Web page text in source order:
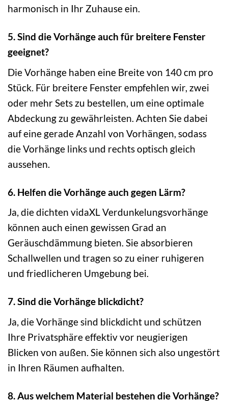
harmonisch in Ihr Zuhause ein.
5. Sind die Vorhänge auch für breitere Fenster
geeignet?
Die Vorhänge haben eine Breite von 140 cm pro
Stück. Für breitere Fenster empfehlen wir, zwei
oder mehr Sets zu bestellen, um eine optimale
Abdeckung zu gewährleisten. Achten Sie dabei
auf eine gerade Anzahl von Vorhängen, sodass
die Vorhänge links und rechts optisch gleich
aussehen.
6. Helfen die Vorhänge auch gegen Lärm?
Ja, die dichten vidaXL Verdunkelungsvorhänge
können auch einen gewissen Grad an
Geräuschdämmung bieten. Sie absorbieren
Schallwellen und tragen so zu einer ruhigeren
und friedlicheren Umgebung bei.
7. Sind die Vorhänge blickdicht?
Ja, die Vorhänge sind blickdicht und schützen
Ihre Privatsphäre effektiv vor neugierigen
Blicken von außen. Sie können sich also ungestört
in Ihren Räumen aufhalten.
8. Aus welchem Material bestehen die Vorhänge?